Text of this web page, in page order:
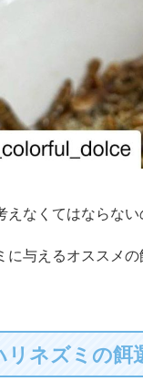
なくてはならない
与えるオススメの
リネズミの餌